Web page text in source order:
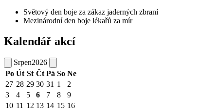
Světový den boje za zákaz jaderných zbraní
Mezinárodní den boje lékařů za mír
Kalendář akcí
Srpen2026
Po Út St Čt Pá So Ne
27 28 29 30 31 1
2
3
4 5 6 7 8
9
10 11 12 13 14 15 16